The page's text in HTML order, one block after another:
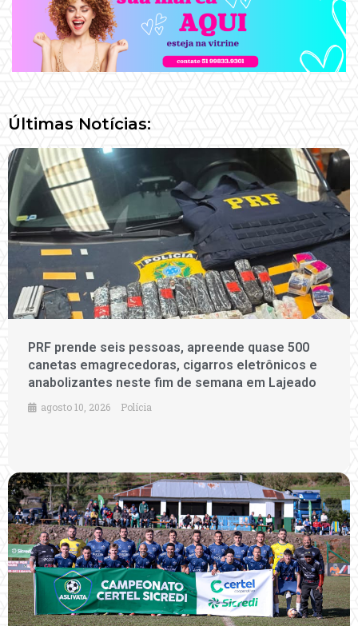
Últimas Notícias:
PRF prende seis pessoas, apreende quase 500
canetas emagrecedoras, cigarros eletrônicos e
anabolizantes neste fim de semana em Lajeado
agosto 10, 2026 Polícia